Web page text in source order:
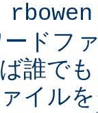
ドフ
誰で
イル